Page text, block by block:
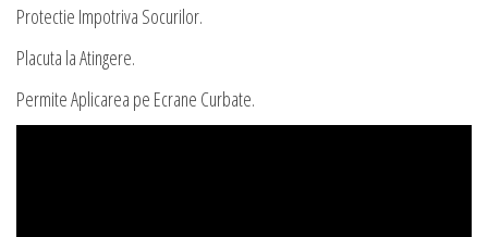
Protectie Impotriva Socurilor.
Placuta la Atingere.
Permite Aplicarea pe Ecrane Curbate.